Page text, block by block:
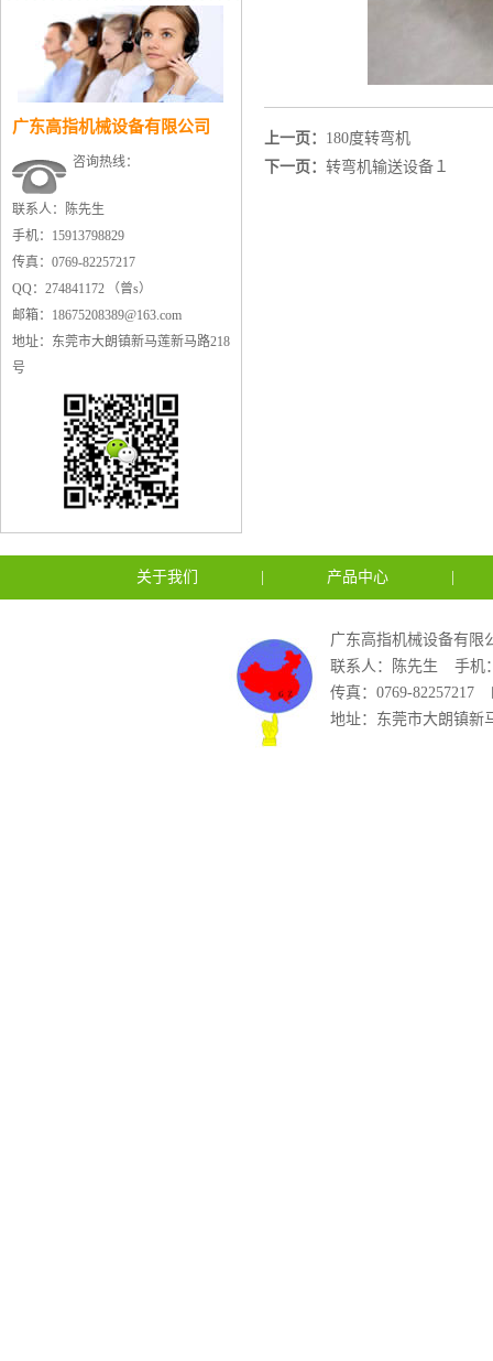
广东高指机械设备有限公司
咨询热线：
联系人：陈先生
手机：15913798829
传真：0769-82257217
QQ：274841172 （曾s）
邮箱：18675208389@163.com
地址：东莞市大朗镇新马莲新马路218
号
上一页： 180度转弯机
下一页： 转弯机输送设备１
关于我们 产品中心
广东高指机械设备有限
联系人：陈先生
手机
传真：0769-82257217
地址：东莞市大朗镇新